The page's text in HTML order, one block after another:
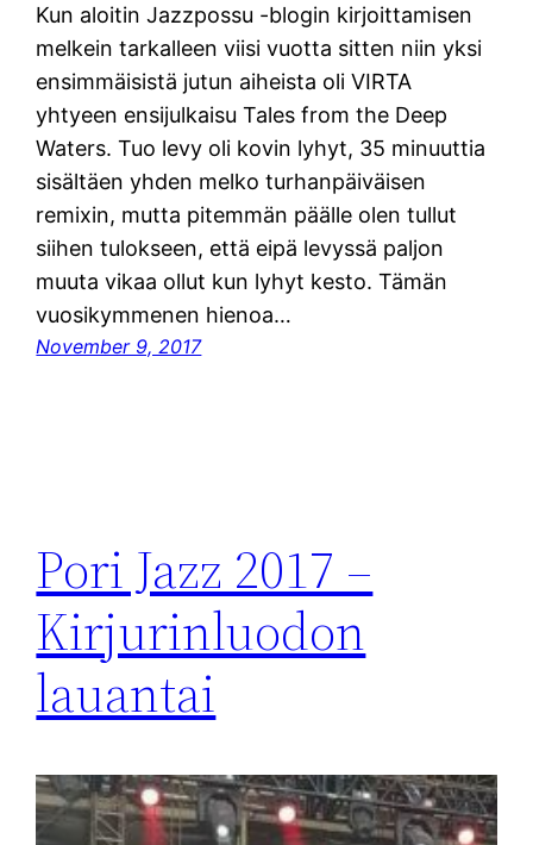
Kun aloitin Jazzpossu -blogin kirjoittamisen
melkein tarkalleen viisi vuotta sitten niin yksi
ensimmäisistä jutun aiheista oli VIRTA
yhtyeen ensijulkaisu Tales from the Deep
Waters. Tuo levy oli kovin lyhyt, 35 minuuttia
sisältäen yhden melko turhanpäiväisen
remixin, mutta pitemmän päälle olen tullut
siihen tulokseen, että eipä levyssä paljon
muuta vikaa ollut kun lyhyt kesto. Tämän
vuosikymmenen hienoa…
November 9, 2017
Pori Jazz 2017 –
Kirjurinluodon
lauantai